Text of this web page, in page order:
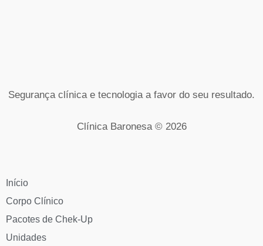
Segurança clínica e tecnologia a favor do seu resultado.
Clínica Baronesa © 2026
Início
Corpo Clínico
Pacotes de Chek-Up
Unidades